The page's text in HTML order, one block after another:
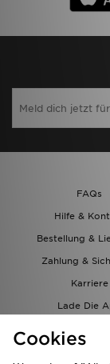
FAQs
Hilfe &
Bestellung &
Zahlung &
Karriere
Lade Die
Cookies